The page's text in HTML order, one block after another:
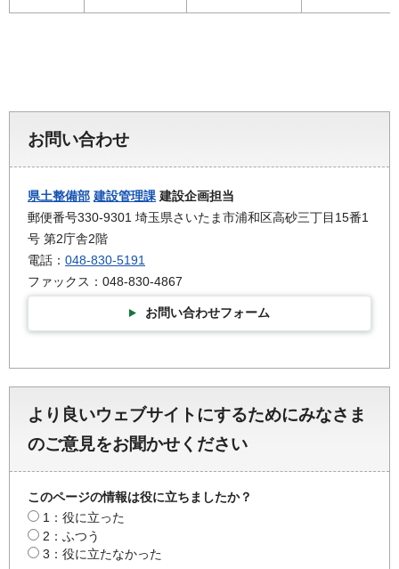
お問い合わせ
県土整備部 建設管理課 建設企画担当
郵便番号330-9301 埼玉県さいたま市浦和区高砂三丁目15番1
号 第2庁舎2階
電話： 048-830-5191
ファックス：048-830-4867
お問い合わせフォーム
より良いウェブサイトにするためにみなさま
のご意見をお聞かせください
このページの情報は役に立ちましたか？
1：役に立った
2：ふつう
3：役に立たなかった